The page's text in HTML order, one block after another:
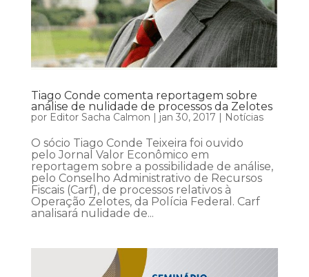
Tiago Conde comenta reportagem sobre
análise de nulidade de processos da Zelotes
por Editor Sacha Calmon | jan 30, 2017 | Notícias
O sócio Tiago Conde Teixeira foi ouvido
pelo Jornal Valor Econômico em
reportagem sobre a possibilidade de análise,
pelo Conselho Administrativo de Recursos
Fiscais (Carf), de processos relativos à
Operação Zelotes, da Polícia Federal. Carf
analisará nulidade de...